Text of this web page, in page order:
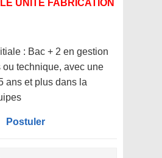
UNITÉ FABRICATION
: Bac + 2 en gestion
ou technique, avec une
ans et plus dans la
Postuler